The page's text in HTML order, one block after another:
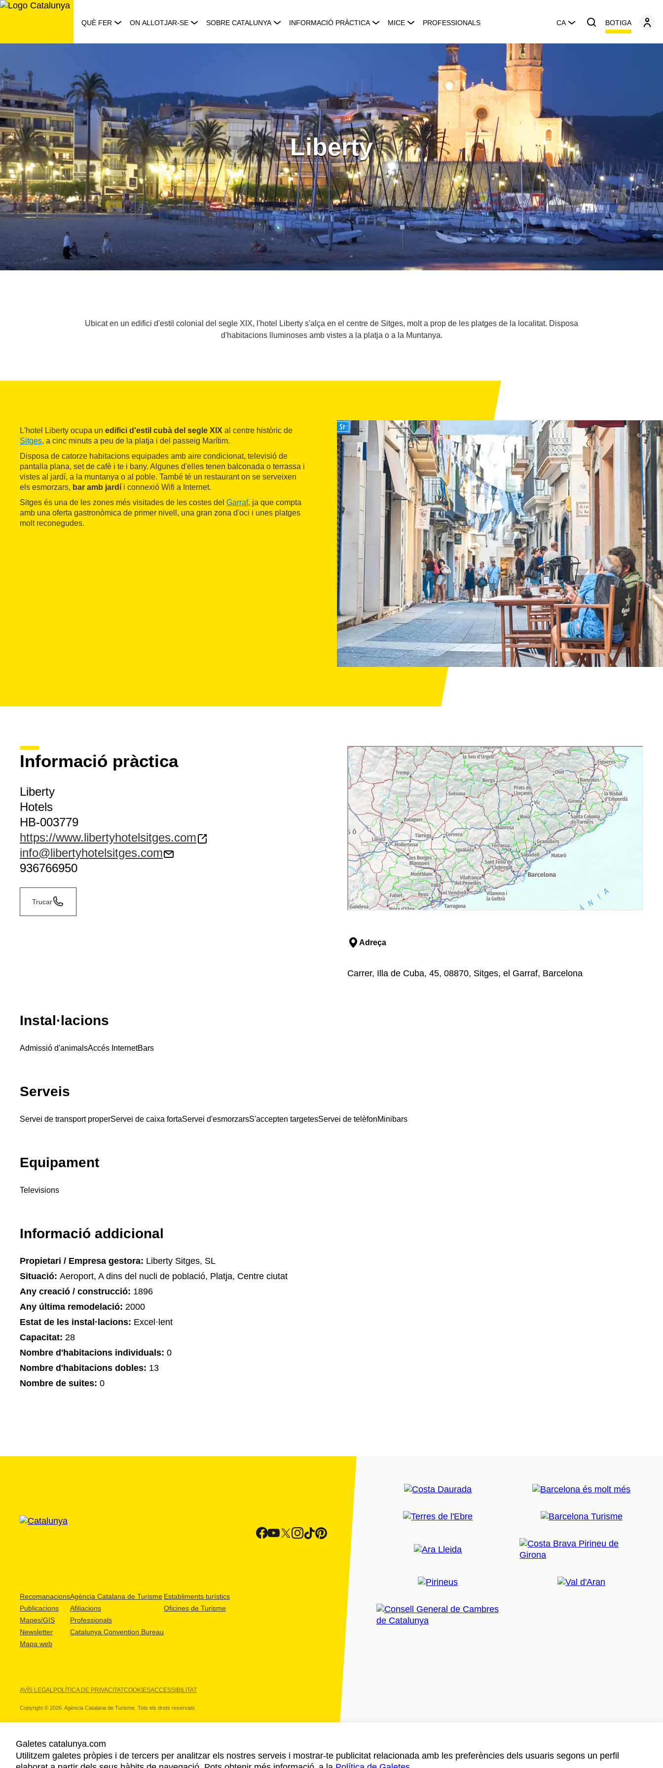
Saltar
QUÈ FER ON ALLOTJAR-SE SOBRE CATALUNYA INFORMACIÓ PRÀCTICA MICE PROFESSIONALS CA BOTIGA
Liberty
Ubicat en un edifici d'estil colonial del segle XIX, l'hotel Liberty s'alça en el centre de Sitges, molt a prop de les platges de la localitat. Disposa
d'habitacions lluminoses amb vistes a la platja o a la Muntanya.
L'hotel Liberty ocupa un edifici d'estil cubà del segle XIX al centre històric de
Sitges, a cinc minuts a peu de la platja i del passeig Marítim.
Disposa de catorze habitacions equipades amb aire condicionat, televisió de
pantalla plana, set de cafè i te i bany. Algunes d'elles tenen balconada o terrassa i
vistes al jardí, a la muntanya o al poble. També té un restaurant on se serveixen
els esmorzars, bar amb jardí i connexió Wifi a Internet.
Sitges és una de les zones més visitades de les costes del Garraf, ja que compta
amb una oferta gastronòmica de primer nivell, una gran zona d'oci i unes platges
molt reconegudes.
Informació pràctica
Liberty
Hotels
HB-003779
https://www.libertyhotelsitges.com
info@libertyhotelsitges.com
936766950
Trucar
Adreça
Carrer, Illa de Cuba, 45, 08870, Sitges, el Garraf, Barcelona
Instal·lacions
Admissió d'animalsAccés InternetBars
Serveis
Servei de transport properServei de caixa fortaServei d'esmorzarsS'accepten targetesServei de telèfonMinibars
Equipament
Televisions
Informació addicional
Propietari / Empresa gestora: Liberty Sitges, SL
Situació: Aeroport, A dins del nucli de població, Platja, Centre ciutat
Any creació / construcció: 1896
Any última remodelació: 2000
Estat de les instal·lacions: Excel·lent
Capacitat: 28
Nombre d'habitacions individuals: 0
Nombre d'habitacions dobles: 13
Nombre de suites: 0
Recomanacions
Publicacions
Mapes/GIS
Newsletter
Mapa web
Agència Catalana de Turisme
Afiliacions
Professionals
Catalunya Convention Bureau
Establiments turístics
Oficines de Turisme
AVÍS LEGALPOLÍTICA DE PRIVACITATCOOKIESACCESSIBILITAT
Copyright © 2026. Agència Catalana de Turisme. Tots els drets reservats.
ELS NOSTRES PARTNERS
Galetes catalunya.com
Utilitzem galetes pròpies i de tercers per analitzar els nostres serveis i mostrar-te publicitat relacionada amb les preferències dels usuaris segons un perfil